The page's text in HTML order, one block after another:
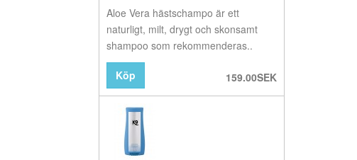
Aloe Vera hästschampo är ett
naturligt, milt, drygt och skonsamt
shampoo som rekommenderas..
159.00SEK
Köp